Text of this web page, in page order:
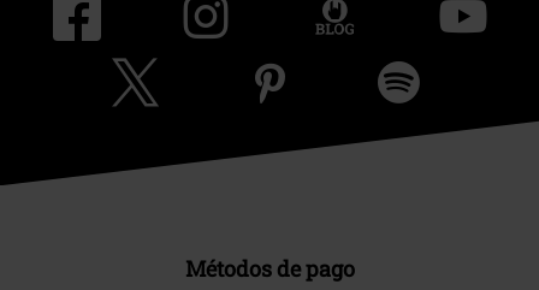
Métodos de pago